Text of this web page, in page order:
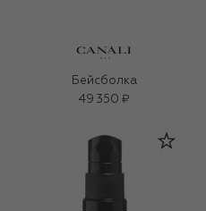
Бейсболка
49 350 ₽